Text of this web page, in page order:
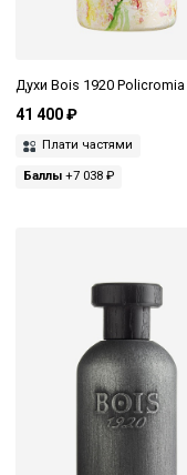
Духи Bois 1920 Policromia
41 400 ₽
Плати частями
Баллы +7 038 ₽